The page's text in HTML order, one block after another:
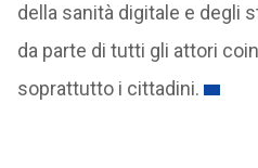
della sanità digitale e degli
da parte di tutti gli attori
soprattutto i cittadini.